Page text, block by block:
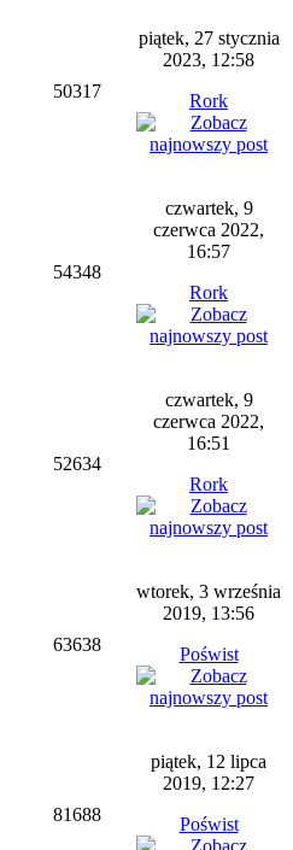
50317
piątek, 27 stycznia
2023, 12:58
Rork
54348
czwartek, 9
czerwca 2022,
16:57
Rork
52634
czwartek, 9
czerwca 2022,
16:51
Rork
63638
wtorek, 3 września
2019, 13:56
Poświst
81688
piątek, 12 lipca
2019, 12:27
Poświst